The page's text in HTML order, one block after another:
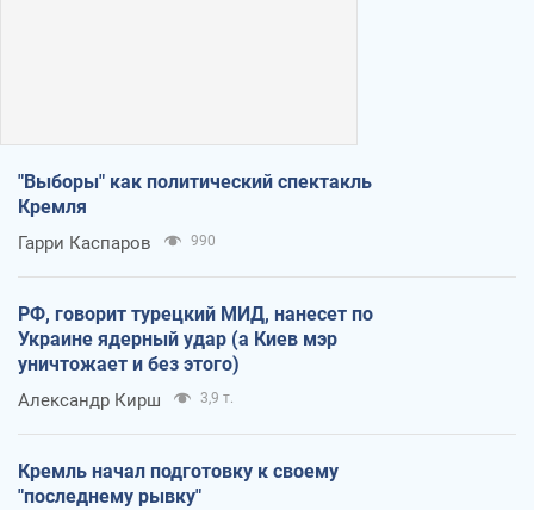
"Выборы" как политический спектакль
Кремля
Гарри Каспаров 990
РФ, говорит турецкий МИД, нанесет по
Украине ядерный удар (а Киев мэр
уничтожает и без этого)
Александр Кирш 3,9 т.
Кремль начал подготовку к своему
"последнему рывку"